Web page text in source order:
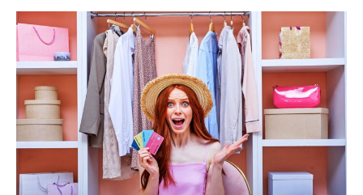
SUBSCRIBE
Welcome to Liberty Case
We have a curated list of the most noteworthy news from all
across the globe. With any subscription plan, you get access
toexclusive articlesthat let you stay ahead of the curve.